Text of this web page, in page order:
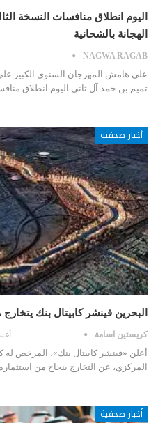
اليوم انطلاق منافسات النسخة
الهجانة بالشحانية
NAGWA RAGAB
على هامش المهرجان السنوي
تميم بن حمد آل ثاني اليوم انطلاق
أخبار صحفية
البحرين فينشر كابيتال بنك
كريستين اسامة
أعلن «فينشر كابيتال بنك»، المرخص
المركزي، عن التخارج بنجاح من
أخبار صحفية